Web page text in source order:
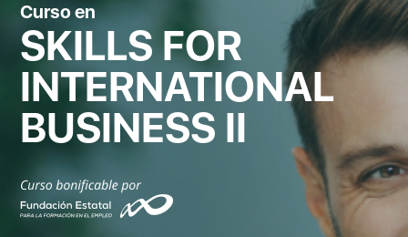
Curso en
SKILLS FOR
INTERNATIONAL
BUSINESS II